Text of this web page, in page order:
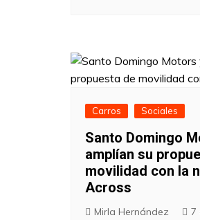
Carros Sociales
Santo Domingo
amplían su
movilidad con la
Across
Mirla Hernández
7